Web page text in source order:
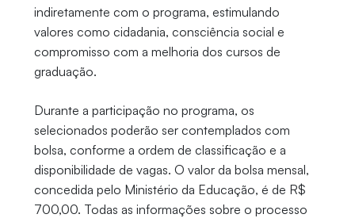
indiretamente com o programa, estimulando
valores como cidadania, consciência social e
compromisso com a melhoria dos cursos de
graduação.
Durante a participação no programa, os
selecionados poderão ser contemplados com
bolsa, conforme a ordem de classificação e a
disponibilidade de vagas. O valor da bolsa mensal,
concedida pelo Ministério da Educação, é de R$
700,00. Todas as informações sobre o processo